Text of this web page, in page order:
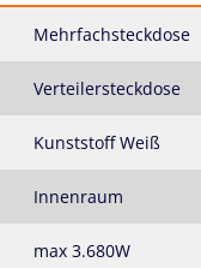
Mehrfachsteckdose
Verteilersteckdose
Kunststoff Weiß
Innenraum
max 3.680W